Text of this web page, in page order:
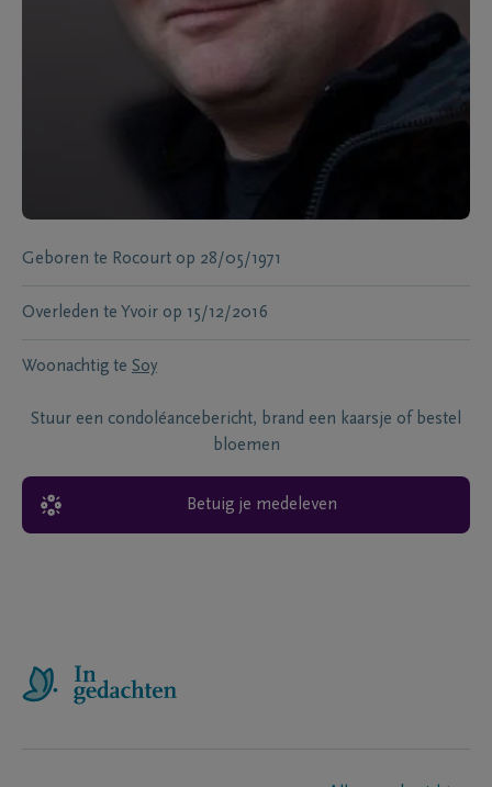
Geboren te Rocourt op 28/05/1971
Overleden te Yvoir op 15/12/2016
Woonachtig te Soy
Stuur een condoléancebericht, brand een kaarsje of bestel
bloemen
Betuig je medeleven